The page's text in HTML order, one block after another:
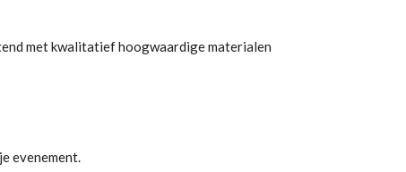
met kwalitatief hoogwaardige materialen
evenement.